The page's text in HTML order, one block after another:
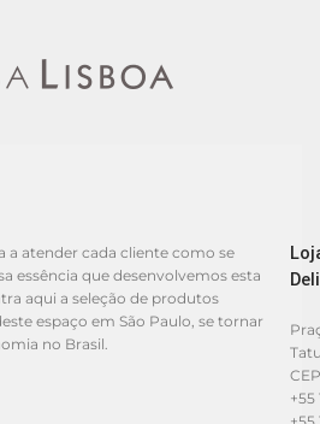
a atender cada cliente como se
essência que desenvolvemos esta
aqui a seleção de produtos
espaço em São Paulo, se tornar
no Brasil.
+55